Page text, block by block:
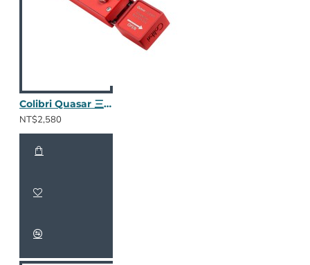
Colibri Quasar 三合一鑽孔器 (烈焰紅)
NT$2,580